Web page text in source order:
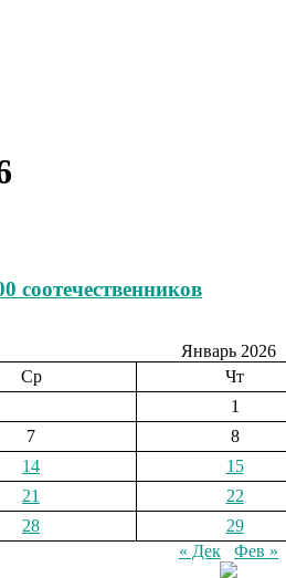
соотечественников
Январь 2026
Ср Чт
1
7 8
14 15
21 22
28 29
« Дек
Фев »